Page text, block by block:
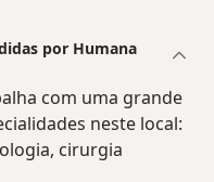
por Humana
com uma grande
neste local:
cirurgia